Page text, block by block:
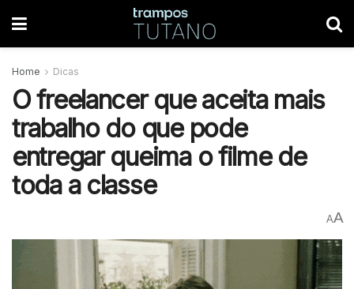
Home Dicas
O freelancer que aceita mais
trabalho do que pode
entregar queima o filme de
toda a classe
AA